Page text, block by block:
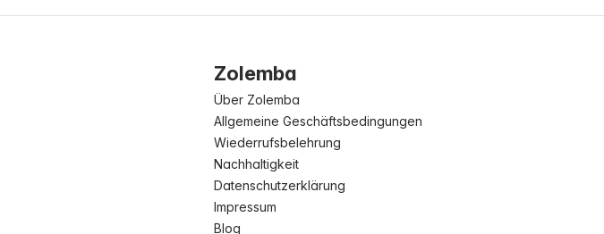
Zolemba
Über Zolemba
Allgemeine Geschäftsbedingungen
Wiederrufsbelehrung
Nachhaltigkeit
Datenschutzerklärung
Impressum
Blog